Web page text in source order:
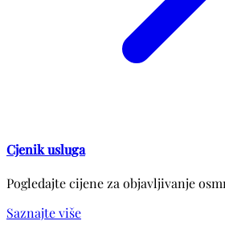
Cjenik usluga
Pogledajte cijene za objavljivanje
Saznajte više